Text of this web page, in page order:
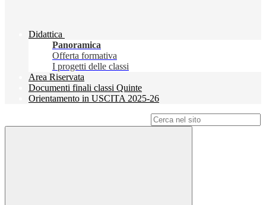
Didattica
Panoramica
Offerta formativa
I progetti delle classi
Area Riservata
Documenti finali classi Quinte
Orientamento in USCITA 2025-26